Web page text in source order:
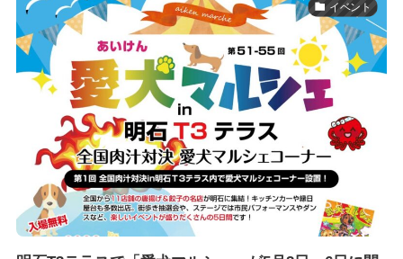
イベント